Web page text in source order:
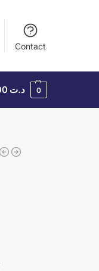
Contact
د.ت 0,000 0